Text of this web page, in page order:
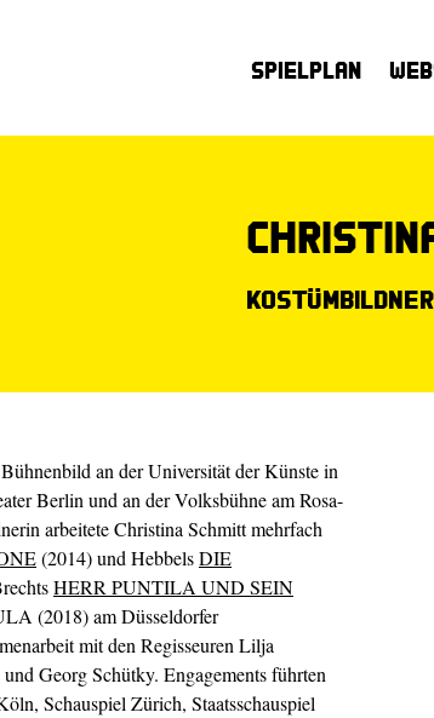
Spielplan
an der Universität der Künste in
Berlin und an der Volksbühne am Rosa-
arbeitete Christina Schmitt mehrfach
(2014) und HebbelsDIE
HERR PUNTILA UND SEIN
(2018) am Düsseldorfer
mit den Regisseuren Lilja
Georg Schütky. Engagements führten
Schauspiel Zürich, Staatsschauspiel